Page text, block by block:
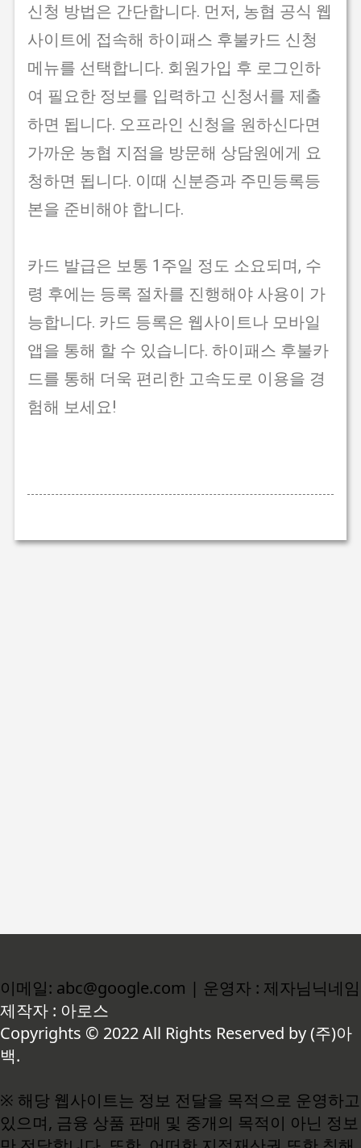
신청 방법은 간단합니다. 먼저, 농협 공식 웹
사이트에 접속해 하이패스 후불카드 신청
메뉴를 선택합니다. 회원가입 후 로그인하
여 필요한 정보를 입력하고 신청서를 제출
하면 됩니다. 오프라인 신청을 원하신다면
가까운 농협 지점을 방문해 상담원에게 요
청하면 됩니다. 이때 신분증과 주민등록등
본을 준비해야 합니다.
카드 발급은 보통 1주일 정도 소요되며, 수
령 후에는 등록 절차를 진행해야 사용이 가
능합니다. 카드 등록은 웹사이트나 모바일
앱을 통해 할 수 있습니다. 하이패스 후불카
드를 통해 더욱 편리한 고속도로 이용을 경
험해 보세요!
이메일: abc@google.com | 운영자 : 제자님닉네임
제작자 : 아로스
Copyrights © 2022 All Rights Reserved by (주)아
백.
※ 해당 웹사이트는 정보 전달을 목적으로 운영하고
있으며, 금융 상품 판매 및 중개의 목적이 아닌 정보